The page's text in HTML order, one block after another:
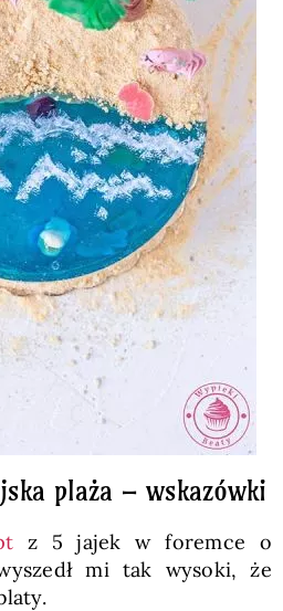
plaża – wskazówki
z 5 jajek w foremce o
mi tak wysoki, że